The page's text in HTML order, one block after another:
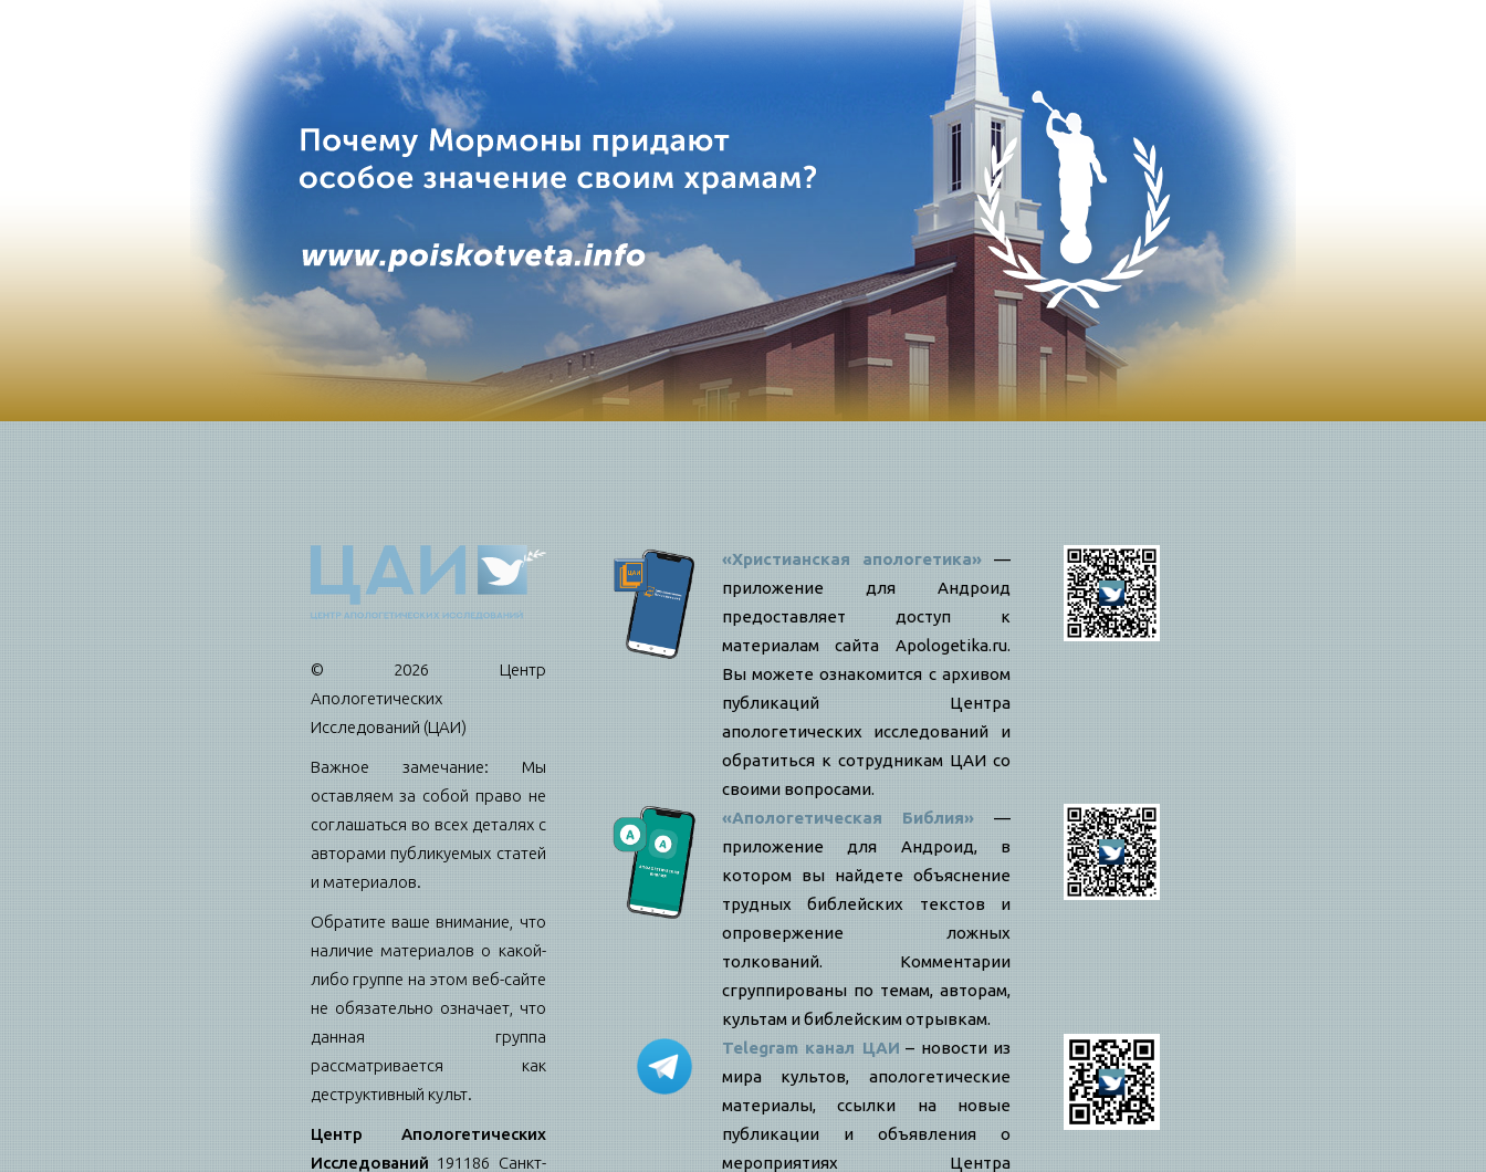
© 2026 Центр
Апологетических
Исследований (ЦАИ)
Важное замечание: Мы
оставляем за собой право не
соглашаться во всех деталях с
авторами публикуемых статей
и материалов.
Обратите ваше внимание, что
наличие материалов о какой-
либо группе на этом веб-сайте
не обязательно означает, что
данная группа
рассматривается как
деструктивный культ.
Центр Апологетических
Исследований 191186 Санкт-
«Христианская апологетика» —
приложение для Андроид
предоставляет доступ к
материалам сайта Apologetika.ru.
Вы можете ознакомится с архивом
публикаций Центра
апологетических исследований и
обратиться к сотрудникам ЦАИ со
своими вопросами.
«Апологетическая Библия» —
приложение для Андроид, в
котором вы найдете объяснение
трудных библейских текстов и
опровержение ложных
толкований. Комментарии
сгруппированы по темам, авторам,
культам и библейским отрывкам.
Telegram канал ЦАИ – новости из
мира культов, апологетические
материалы, ссылки на новые
публикации и объявления о
мероприятиях Центра